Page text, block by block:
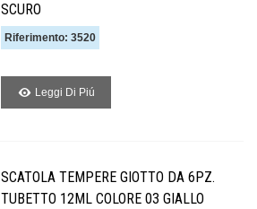
SCURO
Riferimento: 3520
Leggi Di Piú
SCATOLA TEMPERE GIOTTO DA 6PZ.
TUBETTO 12ML COLORE 03 GIALLO